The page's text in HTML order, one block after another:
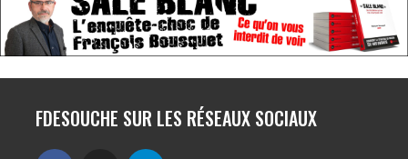
FDESOUCHE SUR LES RÉSEAUX SOCIAUX